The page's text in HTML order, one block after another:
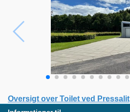
Oversigt over Toilet ved Pressalit